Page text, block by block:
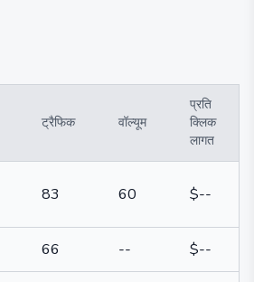
ट्रैफिक वॉल्यूम
प्रति
क्लिक
लागत
83 60 $--
66 -- $--